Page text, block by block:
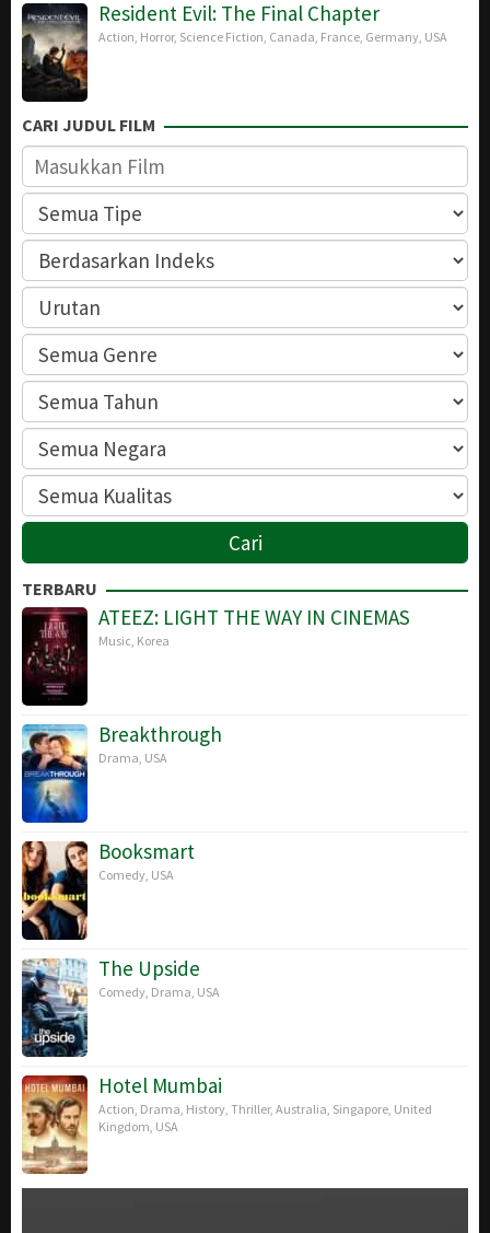
Resident Evil: The Final Chapter
Action Horror, Science Fiction Canada France Germany USA
CARI JUDUL FILM
TERBARU
ATEEZ: LIGHT THE WAY IN CINEMAS
Music Korea
Breakthrough
Drama USA
Booksmart
Comedy USA
The Upside
Comedy Drama USA
Hotel Mumbai
Action Drama History Thriller, Australia Singapore United
Kingdom USA